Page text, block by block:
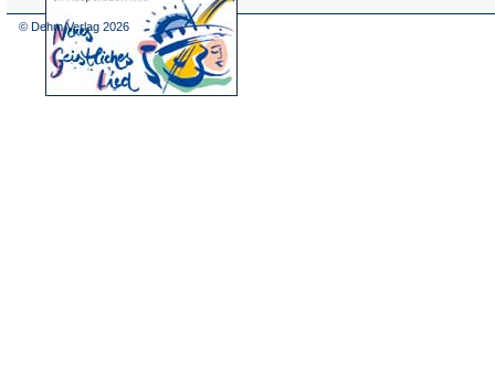
in
© Dehm Verlag 2026